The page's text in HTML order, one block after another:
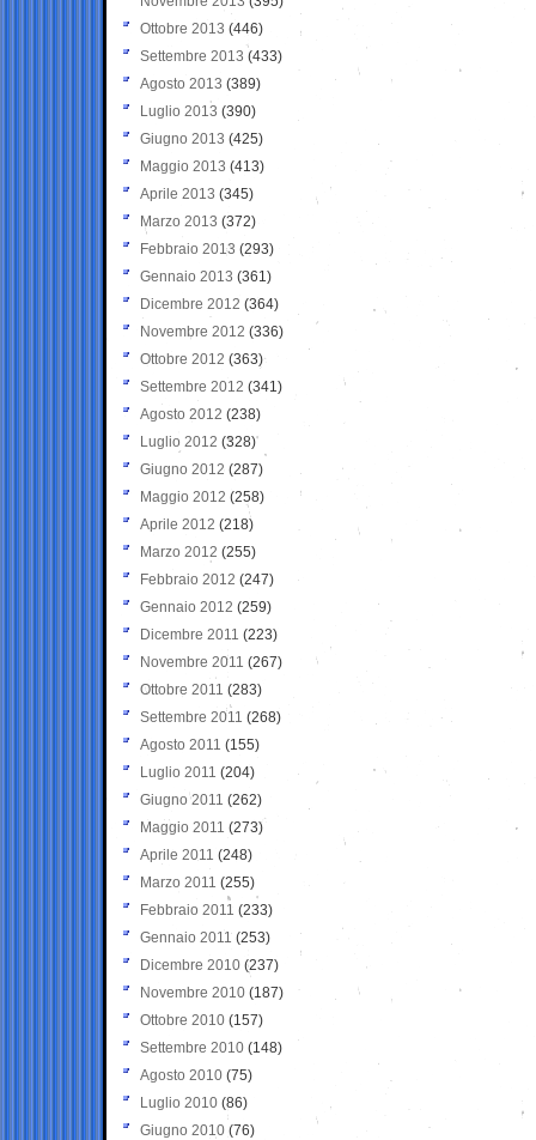
Ottobre 2013 (446)
Settembre 2013 (433)
Agosto 2013 (389)
Luglio 2013 (390)
Giugno 2013 (425)
Maggio 2013 (413)
Aprile 2013 (345)
Marzo 2013 (372)
Febbraio 2013 (293)
Gennaio 2013 (361)
Dicembre 2012 (364)
Novembre 2012 (336)
Ottobre 2012 (363)
Settembre 2012 (341)
Agosto 2012 (238)
Luglio 2012 (328)
Giugno 2012 (287)
Maggio 2012 (258)
Aprile 2012 (218)
Marzo 2012 (255)
Febbraio 2012 (247)
Gennaio 2012 (259)
Dicembre 2011 (223)
Novembre 2011 (267)
Ottobre 2011 (283)
Settembre 2011 (268)
Agosto 2011 (155)
Luglio 2011 (204)
Giugno 2011 (262)
Maggio 2011 (273)
Aprile 2011 (248)
Marzo 2011 (255)
Febbraio 2011 (233)
Gennaio 2011 (253)
Dicembre 2010 (237)
Novembre 2010 (187)
Ottobre 2010 (157)
Settembre 2010 (148)
Agosto 2010 (75)
Luglio 2010 (86)
Giugno 2010 (76)